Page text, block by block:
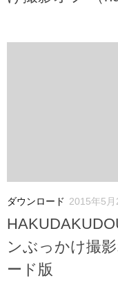
ダウンロード 2015年5月
ンぶっかけ撮
ード版